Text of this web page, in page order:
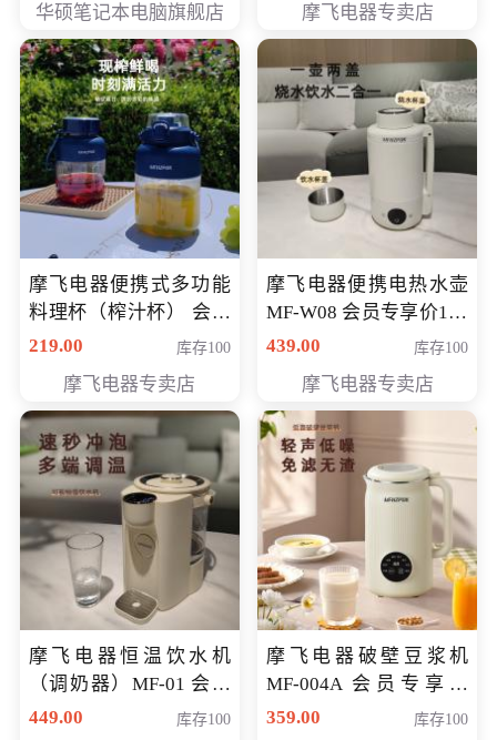
华硕笔记本电脑旗舰店 摩飞电器专卖店
摩飞电器便携式多功能
料理杯（榨汁杯） 会员
专享价118元
219.00 库存100
摩飞电器专卖店
摩飞电器便携电热水壶
MF-W08 会员专享价198
元
439.00 库存100
摩飞电器专卖店
摩飞电器恒温饮水机
（调奶器）MF-01 会员
专享价366元
449.00 库存100
摩飞电器破壁豆浆机
MF-004A 会员专享价
168元
359.00 库存100